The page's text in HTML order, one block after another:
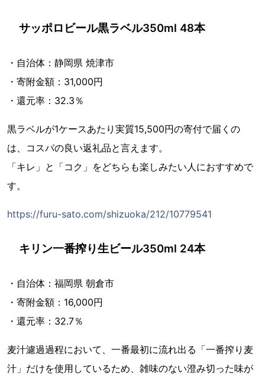
サッポロビール黒ラベル350ml 48本
・自治体：静岡県 焼津市
・寄附金額：31,000円
・還元率：32.3％
黒ラベルが1ケースあたり実質15,500円の寄付で届くの
は、コスパの良い返礼品と言えます。
「キレ」と「コク」をどちらも楽しみたい人におすすめで
す。
https://furu-sato.com/shizuoka/212/10779541
キリン一番搾り生ビール350ml 24本
・自治体：福岡県 朝倉市
・寄附金額：16,000円
・還元率：32.7％
麦汁濾過過程において、一番最初に流れ出る「一番搾り麦
汁」だけを使用しているため、雑味のない澄み切った味が